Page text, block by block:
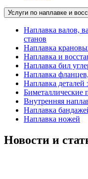
Услуги по наплавке и
Наплавка валов,
станов
Наплавка
Наплавка и
Наплавка бил
Наплавка
Наплавка деталей
Биметаллические
Внутренняя
Наплавка
Наплавка ножей
Новости и